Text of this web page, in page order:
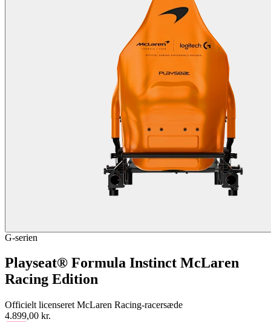
G-serien
Playseat® Formula Instinct McLaren
Racing Edition
Officielt licenseret McLaren Racing-racersæde
4.899,00 kr.